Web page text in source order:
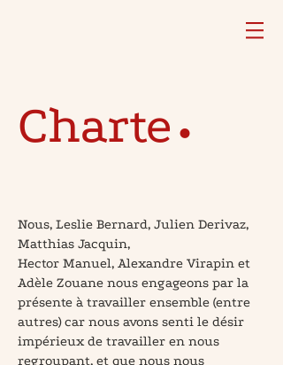
Charte •
Nous, Leslie Bernard, Julien Derivaz,
Matthias Jacquin,
Hector Manuel, Alexandre Virapin et
Adèle Zouane nous engageons par la
présente à travailler ensemble (entre
autres) car nous avons senti le désir
impérieux de travailler en nous
regroupant, et que nous nous